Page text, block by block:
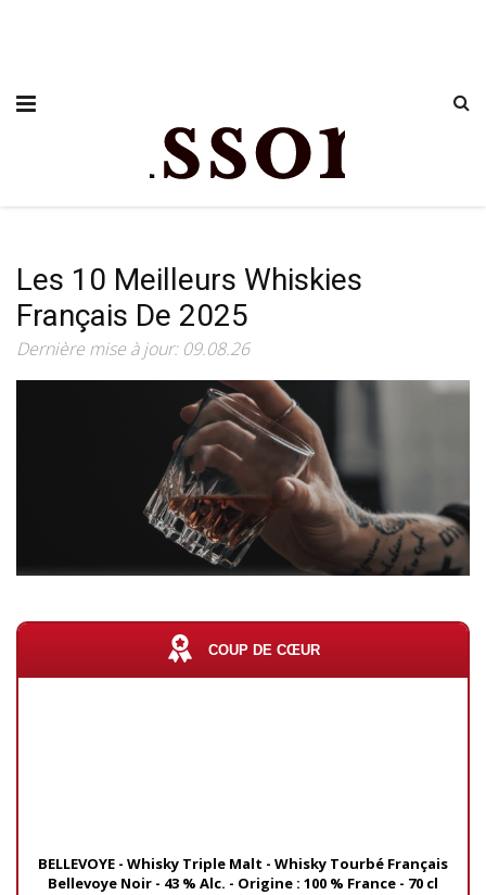
Les 10 Meilleurs Whiskies
Français De 2025
Dernière mise à jour: 09.08.26
COUP DE CŒUR
BELLEVOYE - Whisky Triple Malt - Whisky Tourbé Français
Bellevoye Noir - 43 % Alc. - Origine : 100 % France - 70 cl